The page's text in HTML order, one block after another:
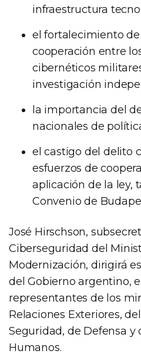
infraestructura
el fortalecimiento
cooperación entre
cibernéticos
investigación
la importancia del
nacionales de
el castigo del delito
esfuerzos de
aplicación de la ley,
Convenio de
José Hirschson,
Ciberseguridad del
Modernización, dirigirá
del Gobierno argentino,
representantes de los
Relaciones Exteriores,
Seguridad, de Defensa y
Humanos.